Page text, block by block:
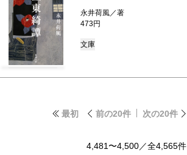
永井荷風／著
473円
文庫
最初 前の20件 次の20件
4,481〜4,500／全4,565件